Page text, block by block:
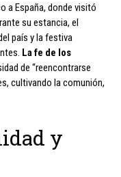
a España, donde visitó
su estancia, el
país y la festiva
La fe de los
de “reencontrarse
cultivando la comunión,
y